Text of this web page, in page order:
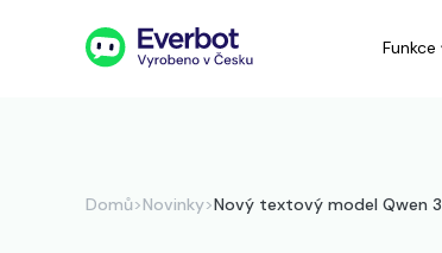
Funkce
Domů>Novinky>Nový textový model Qwen 3